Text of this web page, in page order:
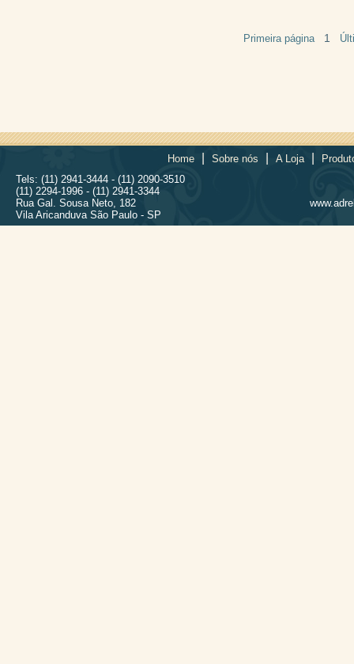
Primeira página 1
Home Sobre nós A Loja
Tels: (11) 2941-3444 - (11) 2090-3510
(11) 2294-1996 - (11) 2941-3344
Rua Gal. Sousa Neto, 182
Vila Aricanduva São Paulo - SP